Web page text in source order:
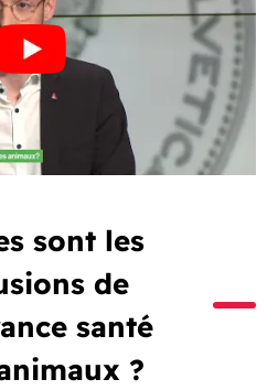
sont les
de
santé
?